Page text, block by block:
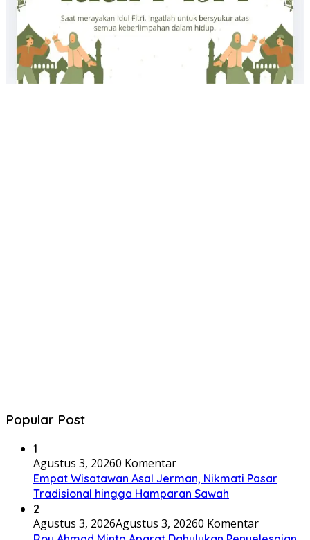
Popular Post
1
Agustus 3, 20260 Komentar
Empat Wisatawan Asal Jerman, Nikmati Pasar
Tradisional hingga Hamparan Sawah
2
Agustus 3, 2026Agustus 3, 20260 Komentar